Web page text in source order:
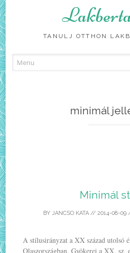
TANULJ OTTHON
to
minimál
Minimál
BY JANCSO KATA// 2014-08-09
A stílusirányzat a XX század utolsó
Olaszországban. Gyökerei a XX. sz.